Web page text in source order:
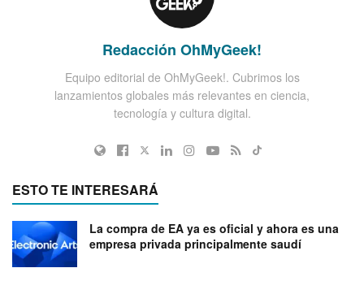
Redacción OhMyGeek!
Equipo editorial de OhMyGeek!. Cubrimos los
lanzamientos globales más relevantes en ciencia,
tecnología y cultura digital.
ESTO TE INTERESARÁ
La compra de EA ya es oficial y ahora es una
empresa privada principalmente saudí